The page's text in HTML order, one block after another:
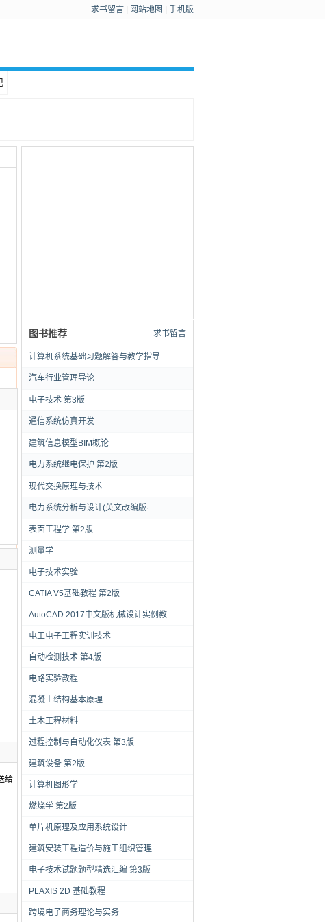
求书留言 网站地图 手机版
求书留言
图书推荐
计算机系统基础习题解答与教学指导
汽车行业管理导论
电子技术 第3版
通信系统仿真开发
建筑信息模型BIM概论
电力系统继电保护 第2版
现代交换原理与技术
电力系统分析与设计(英文改编版·
表面工程学 第2版
测量学
电子技术实验
CATIA V5基础教程 第2版
AutoCAD 2017中文版机械设计实例教
电工电子工程实训技术
自动检测技术 第4版
电路实验教程
混凝土结构基本原理
土木工程材料
过程控制与自动化仪表 第3版
建筑设备 第2版
计算机图形学
燃烧学 第2版
单片机原理及应用系统设计
建筑安装工程造价与施工组织管理
电子技术试题题型精选汇编 第3版
PLAXIS 2D 基础教程
跨境电子商务理论与实务
给